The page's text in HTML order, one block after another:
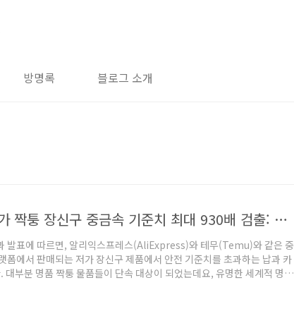
방명록 블로그 소개
中 알리·테무 저가 짝퉁 장신구 중금속 기준치 최대 930배 검출: 발암물질 종류, 인체에 미치는 영향
발표에 따르면, 알리익스프레스(AliExpress)와 테무(Temu)와 같은 중
폼에서 판매되는 저가 장신구 제품에서 안전 기준치를 초과하는 납과 카
대부분 명품 짝퉁 물품들이 단속 대상이 되었는데요, 유명한 세계적 명품
그 글에서는 관세청의 보도 자료를 토대로 어떤 물질이 어디에서 얼마나